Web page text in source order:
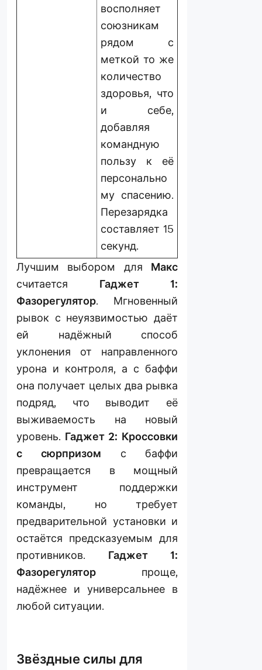
восполняет
союзникам
рядом с
меткой то же
количество
здоровья, что
и себе,
добавляя
командную
пользу к её
персонально
му спасению.
Перезарядка
составляет 15
секунд.
Лучшим выбором для Макс
считается Гаджет 1:
Фазорегулятор. Мгновенный
рывок с неуязвимостью даёт
ей надёжный способ
уклонения от направленного
урона и контроля, а с баффи
она получает целых два рывка
подряд, что выводит её
выживаемость на новый
уровень. Гаджет 2: Кроссовки
с сюрпризом с баффи
превращается в мощный
инструмент поддержки
команды, но требует
предварительной установки и
остаётся предсказуемым для
противников. Гаджет 1:
Фазорегулятор проще,
надёжнее и универсальнее в
любой ситуации.
Звёздные силы для